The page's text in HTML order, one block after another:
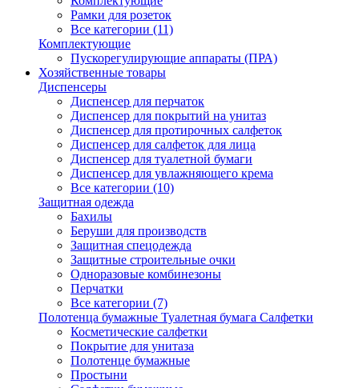
Рамки для розеток
Все категории (11)
Комплектующие
Пускорегулирующие аппараты (ПРА)
Хозяйственные товары
Диспенсеры
Диспенсер для перчаток
Диспенсер для покрытий на унитаз
Диспенсер для протирочных салфеток
Диспенсер для салфеток для лица
Диспенсер для туалетной бумаги
Диспенсер для увлажняющего крема
Все категории (10)
Защитная одежда
Бахилы
Беруши для производств
Защитная спецодежда
Защитные строительные очки
Одноразовые комбинезоны
Перчатки
Все категории (7)
Полотенца бумажные Туалетная бумага Салфетки
Косметические салфетки
Покрытие для унитаза
Полотенце бумажные
Простыни